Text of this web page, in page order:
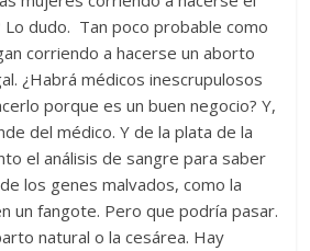
dudo. Tan poco probable como
corriendo a hacerse un aborto
¿Habrá médicos inescrupulosos
porque es un buen negocio? Y,
del médico. Y de la plata de la
el análisis de sangre para saber
los genes malvados, como la
un fangote. Pero que podría pasar.
natural o la cesárea. Hay